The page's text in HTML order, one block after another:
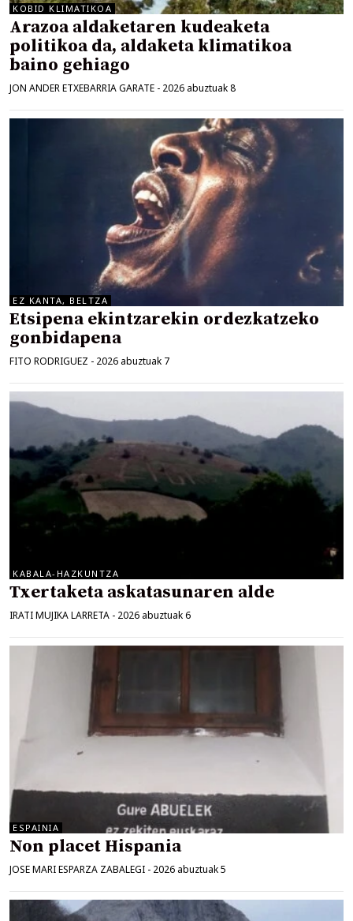
KOBID KLIMATIKOA
Arazoa aldaketaren kudeaketa
politikoa da, aldaketa klimatikoa
baino gehiago
JON ANDER ETXEBARRIA GARATE - 2026 abuztuak 8
EZ KANTA, BELTZA
Etsipena ekintzarekin ordezkatzeko
gonbidapena
FITO RODRIGUEZ - 2026 abuztuak 7
KABALA-HAZKUNTZA
Txertaketa askatasunaren alde
IRATI MUJIKA LARRETA - 2026 abuztuak 6
ESPAINIA
Non placet Hispania
JOSE MARI ESPARZA ZABALEGI - 2026 abuztuak 5